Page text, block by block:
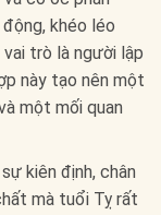
khéo léo
trò là người lập
này tạo nên một
một mối quan
kiên định, chân
mà tuổi Tỵ rất